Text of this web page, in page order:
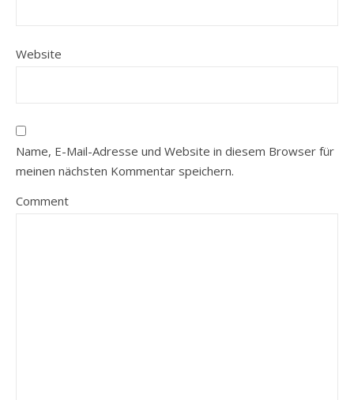
Website
Name, E-Mail-Adresse und Website in diesem Browser für
meinen nächsten Kommentar speichern.
Comment